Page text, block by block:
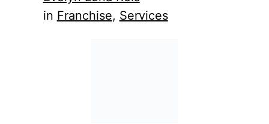
in Franchise, Services